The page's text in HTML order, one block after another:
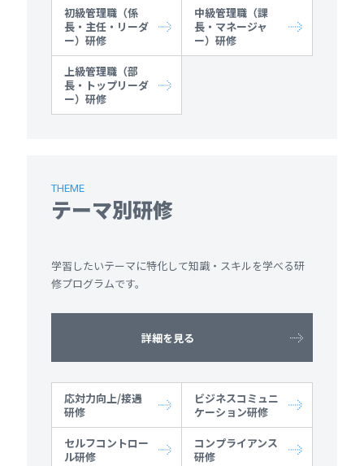
初級管理職（係
長・主任・リーダ
ー）研修
中級管理職（課
長・マネージャ
ー）研修
上級管理職（部
長・トップリーダ
ー）研修
THEME
テーマ別研修
学習したいテーマに特化して知識・スキルを学べる研
修プログラムです。
詳細を見る
応対力向上/接遇
研修
ビジネスコミュニ
ケーション研修
セルフコントロー
ル研修
コンプライアンス
研修